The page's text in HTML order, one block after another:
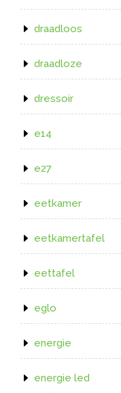
draadloos
draadloze
dressoir
e14
e27
eetkamer
eetkamertafel
eettafel
eglo
energie
energie led